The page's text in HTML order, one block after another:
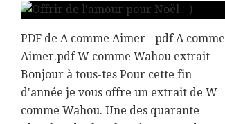
PDF de A comme Aimer - pdf A comme
Aimer.pdf W comme Wahou extrait
Bonjour à tous-tes Pour cette fin
d'année je vous offre un extrait de W
comme Wahou. Une des quarante